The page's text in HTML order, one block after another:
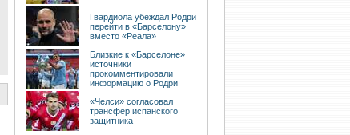
Гвардиола убеждал Родри
перейти в «Барселону»
вместо «Реала»
Близкие к «Барселоне»
источники
прокомментировали
информацию о Родри
«Челси» согласовал
трансфер испанского
защитника